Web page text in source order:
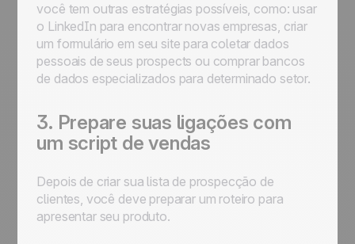
você tem outras estratégias possíveis, como: usar
o LinkedIn para encontrar novas empresas, criar
um formulário em seu site para coletar dados
pessoais de seus prospects ou comprar bancos
de dados especializados para determinado setor.
3. Prepare suas ligações com
um script de vendas
Depois de criar sua lista de prospecção de
clientes, você deve preparar um roteiro para
apresentar seu produto.